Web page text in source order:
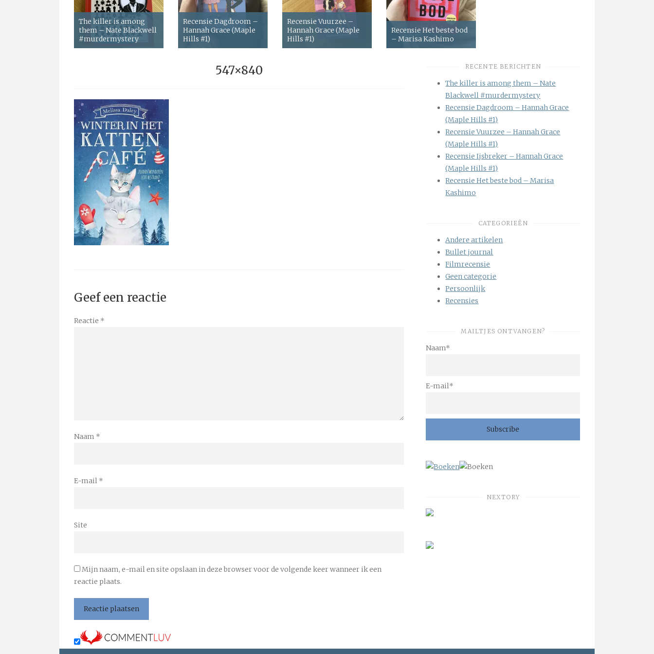
The killer is among
them – Nate Blackwell
#murdermystery
Recensie Dagdroom –
Hannah Grace (Maple
Hills #1)
Recensie Vuurzee –
Hannah Grace (Maple
Hills #1)
Recensie Het beste bod
– Marisa Kashimo
547×840
Geef een reactie
Reactie *
Naam *
E-mail *
Site
Mijn naam, e-mail en site opslaan in deze browser voor de volgende keer wanneer ik een
reactie plaats.
RECENTE BERICHTEN
The killer is among them – Nate
Blackwell #murdermystery
Recensie Dagdroom – Hannah Grace
(Maple Hills #1)
Recensie Vuurzee – Hannah Grace
(Maple Hills #1)
Recensie Ijsbreker – Hannah Grace
(Maple Hills #1)
Recensie Het beste bod – Marisa
Kashimo
CATEGORIEËN
Andere artikelen
Bullet journal
Filmrecensie
Geen categorie
Persoonlijk
Recensies
MAILTJES ONTVANGEN?
Naam*
E-mail*
NEXTORY